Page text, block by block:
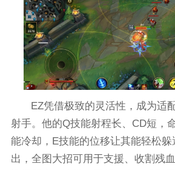
EZ凭借极致的灵活性，成为适
射手。他的Q技能射程长、CD短，
能冷却，E技能的位移让其能轻松
出，全图大招可用于支援、收割残